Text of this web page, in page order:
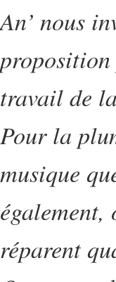
An’ nous
travail de
Pour la
musique
également,
réparent